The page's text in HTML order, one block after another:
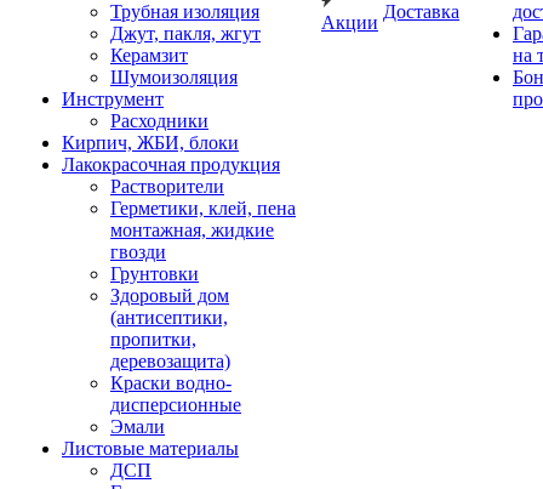
Трубная изоляция
Джут, пакля, жгут
Керамзит
Шумоизоляция
Инструмент
Расходники
Кирпич, ЖБИ, блоки
Лакокрасочная продукция
Растворители
Герметики, клей, пена
монтажная, жидкие
гвозди
Грунтовки
Здоровый дом
(антисептики,
пропитки,
деревозащита)
Краски водно-
дисперсионные
Эмали
Листовые материалы
ДСП
Акции
Доставка
на